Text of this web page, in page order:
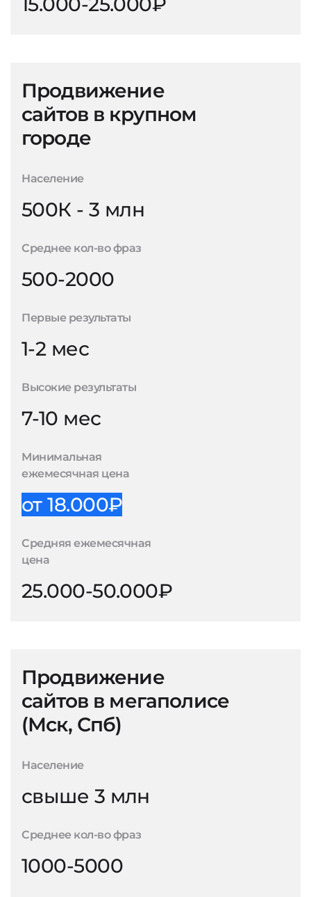
Продвижение
сайтов в крупном
городе
Население
500К - 3 млн
Среднее кол-во фраз
500-2000
Первые результаты
1-2 мес
Высокие результаты
7-10 мес
Минимальная
ежемесячная цена
от 18.000₽
Средняя ежемесячная
цена
25.000-50.000₽
Продвижение
сайтов в мегаполисе
(Мск, Спб)
Население
свыше 3 млн
Среднее кол-во фраз
1000-5000